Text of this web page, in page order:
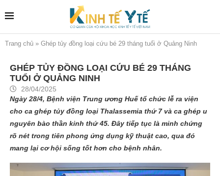
Trang chủ » Ghép tủy đồng loại cứu bé 29 tháng tuổi ở Quảng Ninh
GHÉP TỦY ĐỒNG LOẠI CỨU BÉ 29 THÁNG
TUỔI Ở QUẢNG NINH
28/04/2025
Ngày 28/4, Bệnh viện Trung ương Huế tổ chức lễ ra viện
cho ca ghép tủy đồng loại Thalassemia thứ 7 và ca ghép u
nguyên bào thần kinh thứ 45. Đây tiếp tục là minh chứng
rõ nét trong tiên phong ứng dụng kỹ thuật cao, qua đó
mang lại cơ hội sống tốt hơn cho bệnh nhân.